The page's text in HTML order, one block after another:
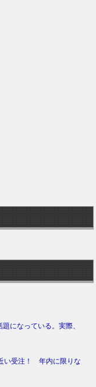
になっている。実際、
い受注！ 年内に限りな